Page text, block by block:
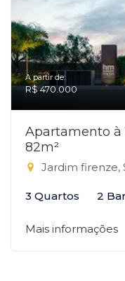
A partir de:
R$ 470.000
Apartamento à
82m²
Jardim firenze,
3 Quartos 2
Mais informações